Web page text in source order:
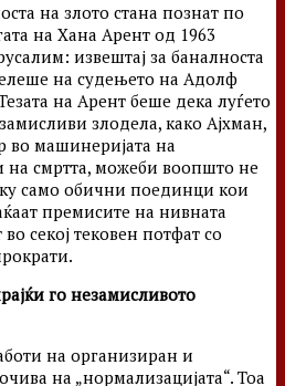
на злото стана познат по
на Хана Арент од 1963
извештај за баналноста
на судењето на Адолф
на Арент беше дека луѓето
злодела, како Ајхман,
во машинеријата на
на смртта, можеби воопшто не
само обични поединци кои
премисите на нивната
секој тековен потфат со
го незамисливото
на организиран и
на „нормализацијата“. Тоа